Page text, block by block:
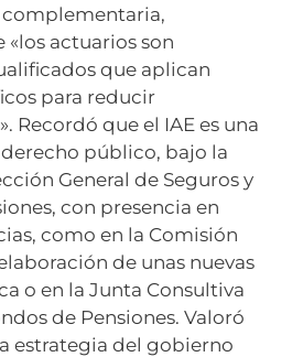
actuarios son
que aplican
para reducir
Recordó que el IAE es una
público, bajo la
General de Seguros y
con presencia en
como en la Comisión
de unas nuevas
o en la Junta Consultiva
de Pensiones. Valoró
estrategia del gobierno